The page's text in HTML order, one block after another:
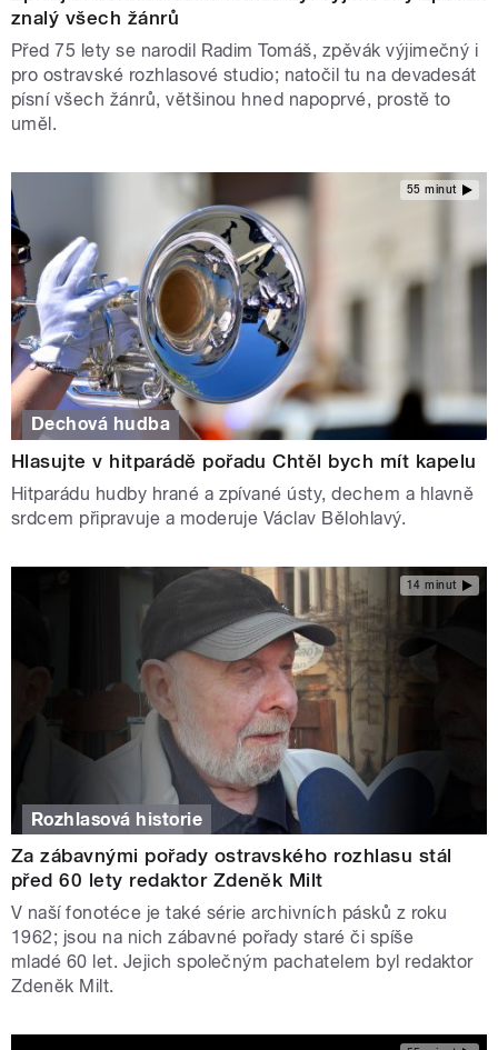
znalý všech žánrů
Před 75 lety se narodil Radim Tomáš, zpěvák výjimečný i
pro ostravské rozhlasové studio; natočil tu na devadesát
písní všech žánrů, většinou hned napoprvé, prostě to
uměl.
55 minut
Dechová hudba
Hlasujte v hitparádě pořadu Chtěl bych mít kapelu
Hitparádu hudby hrané a zpívané ústy, dechem a hlavně
srdcem připravuje a moderuje Václav Bělohlavý.
14 minut
Rozhlasová historie
Za zábavnými pořady ostravského rozhlasu stál
před 60 lety redaktor Zdeněk Milt
V naší fonotéce je také série archivních pásků z roku
1962; jsou na nich zábavné pořady staré či spíše
mladé 60 let. Jejich společným pachatelem byl redaktor
Zdeněk Milt.